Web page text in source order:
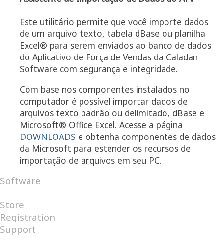
Este utilitário permite que você importe dados
de um arquivo texto, tabela dBase ou planilha
Excel® para serem enviados ao banco de dados
do Aplicativo de Força de Vendas da Caladan
Software com segurança e integridade.
Com base nos componentes instalados no
computador é possível importar dados de
arquivos texto padrão ou delimitado, dBase e
Microsoft® Office Excel. Acesse a página
DOWNLOADS e obtenha componentes de dados
da Microsoft para estender os recursos de
importação de arquivos em seu PC.
Software
Store
Registration
Support